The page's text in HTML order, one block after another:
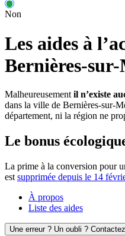
Non
Les aides à
Bernières-
Malheureusement il n’existe
dans la ville de Bernières-sur-
département, ni la région ne
Le bonus
La prime à la conversion pour
est supprimée depuis le 14
À propos
Liste des aides
Une erreur ? Un oubli ?